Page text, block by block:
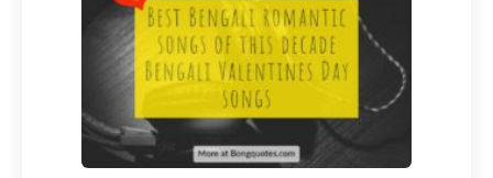
Durga
Puja
Songs